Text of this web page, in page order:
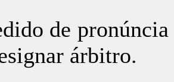
de
árbitro.